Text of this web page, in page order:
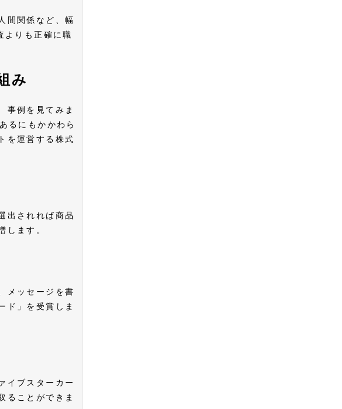
間関係など、幅
よりも正確に職
み
事例を見てみま
るにもかかわら
を運営する株式
出されれば商品
します。
メッセージを書
ド」を受賞しま
イブスターカー
ることができま